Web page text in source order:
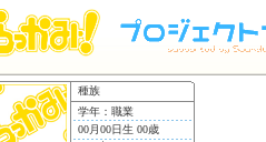
種族
学年：職業
00月00日生 00歳